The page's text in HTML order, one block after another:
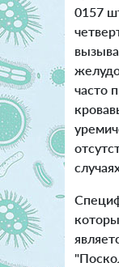
0157
часто